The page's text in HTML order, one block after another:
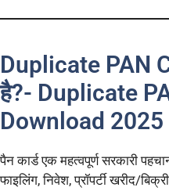
Duplicate PAN
है?- Duplicate
Download 2025
पैन कार्ड एक महत्वपूर्ण सरकारी
फाइलिंग, निवेश, प्रॉपर्टी खरीद/